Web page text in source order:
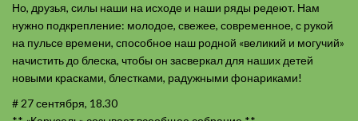
Но, друзья, силы наши на исходе и наши ряды редеют. Нам
нужно подкрепление: молодое, свежее, современное, с рукой
на пульсе времени, способное наш родной «великий и могучий»
начистить до блеска, чтобы он засверкал для наших детей
новыми красками, блестками, радужными фонариками!
# 27 сентября, 18.30